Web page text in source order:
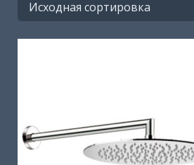
О бренде
Сайт фабрики